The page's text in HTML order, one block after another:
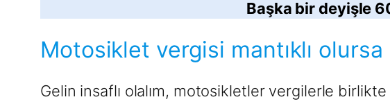
Başka bir deyişle
Motosiklet vergisi mantıklı olursa
Gelin insaflı olalım, motosikletler vergilerle